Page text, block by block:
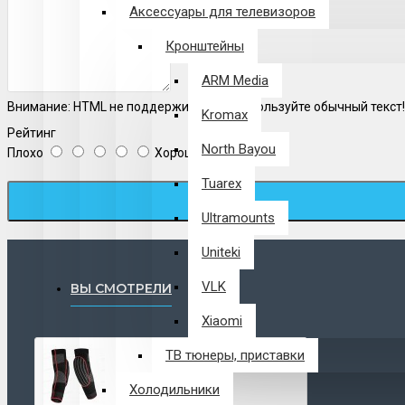
Аксессуары для телевизоров
Кронштейны
ARM Media
Kromax
North Bayou
Tuarex
Ultramounts
Uniteki
VLK
Xiaomi
ТВ тюнеры, приставки
Холодильники
Внимание: HTML не поддерживается! Используйте обычный текст!
Рейтинг
Плохо
Хорошо
ВЫ СМОТРЕЛИ